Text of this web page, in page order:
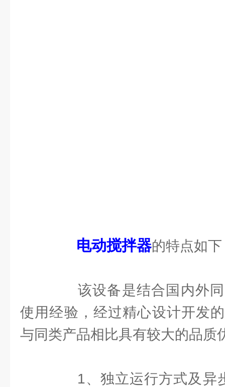
电动搅拌器的特点如下
该设备是结合国内外同
使用经验，经过精心设计开发
与同类产品相比具有较大的品质
1、独立运行方式及异